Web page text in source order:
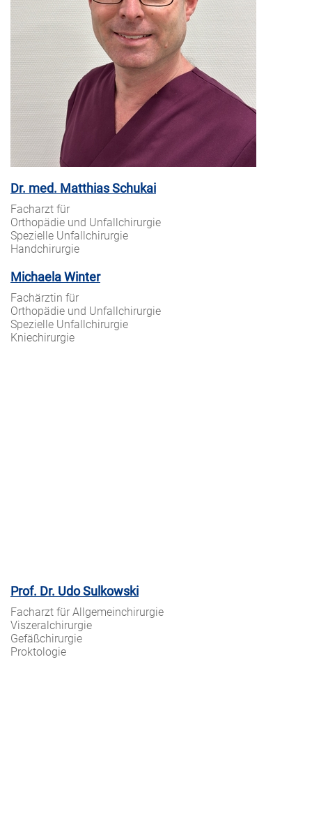
Dr. med. Matthias Schukai
Facharzt für
Orthopädie und Unfallchirurgie
Spezielle Unfallchirurgie
Handchirurgie
Michaela Winter
Fachärztin für
Orthopädie und Unfallchirurgie
Spezielle Unfallchirurgie
Kniechirurgie
Prof. Dr. Udo Sulkowski
Facharzt für Allgemeinchirurgie
Viszeralchirurgie
Gefäßchirurgie
Proktologie